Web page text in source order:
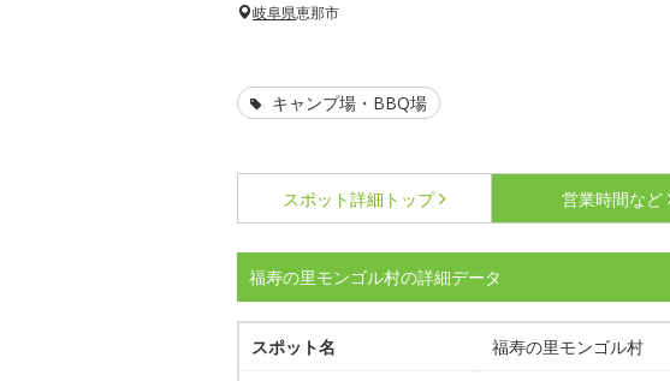
岐阜県恵那市
キャンプ場・BBQ場
スポット詳細 トップ 営業時間など
福寿の里モンゴル村の詳細データ
スポット名 福寿の里モンゴル村